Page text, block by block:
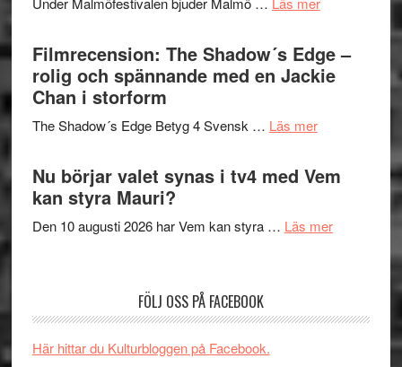
Pöntinen
avslutar
in
till
och
Filmrecension: The Shadow´s Edge –
rolig och spännande med en Jackie
Chan i storform
The Shadow´s Edge Betyg 4 Svensk … Läs merom
Filmrecension:
Shadow
Edge
spännande
Nu börjar valet synas i tv4 med Vem
kan styra Mauri?
Den 10 augusti 2026 har Vem kan styra … Läs merom
FÖLJ OSS PÅ FACEBOOK
Här hittar du Kulturbloggen på Facebook.